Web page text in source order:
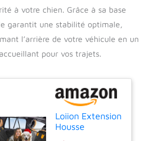
à votre chien. Grâce à sa base
garantit une stabilité optimale,
l’arrière de votre véhicule en un
pour vos trajets.
Loiion Extension
Housse